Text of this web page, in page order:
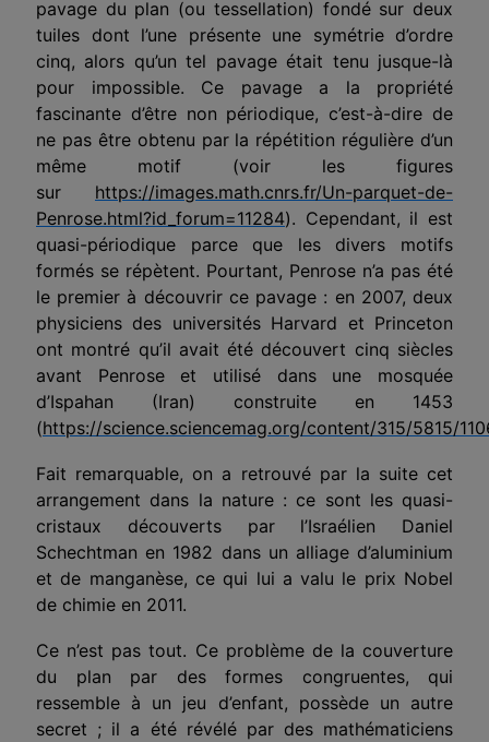
pavage du plan (ou tessellation) fondé sur deux
tuiles dont l’une présente une symétrie d’ordre
cinq, alors qu’un tel pavage était tenu jusque-là
pour impossible. Ce pavage a la propriété
fascinante d’être non périodique, c’est-à-dire de
ne pas être obtenu par la répétition régulière d’un
même motif (voir les figures
sur https://images.math.cnrs.fr/Un-parquet-de-
Penrose.html?id_forum=11284). Cependant, il est
quasi-périodique parce que les divers motifs
formés se répètent. Pourtant, Penrose n’a pas été
le premier à découvrir ce pavage : en 2007, deux
physiciens des universités Harvard et Princeton
ont montré qu’il avait été découvert cinq siècles
avant Penrose et utilisé dans une mosquée
d’Ispahan (Iran) construite en 1453
(https://science.sciencemag.org/content/315/5815/
Fait remarquable, on a retrouvé par la suite cet
arrangement dans la nature : ce sont les quasi-
cristaux découverts par l’Israélien Daniel
Schechtman en 1982 dans un alliage d’aluminium
et de manganèse, ce qui lui a valu le prix Nobel
de chimie en 2011.
Ce n’est pas tout. Ce problème de la couverture
du plan par des formes congruentes, qui
ressemble à un jeu d’enfant, possède un autre
secret ; il a été révélé par des mathématiciens